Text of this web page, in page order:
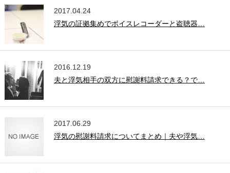
2017.04.24
浮気の証拠集めでボイスレコーダーと盗聴器…
2016.12.19
夫と浮気相手の双方に慰謝料請求できる？で…
2017.06.29
浮気の慰謝料請求についてまとめ｜夫や浮気…